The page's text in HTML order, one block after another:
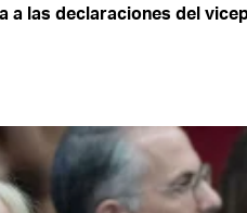
a las declaraciones del